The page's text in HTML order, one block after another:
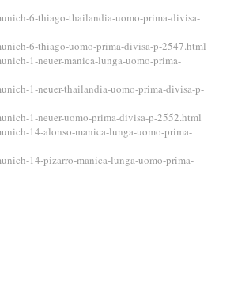
6-thiago-thailandia-uomo-prima-divisa-
6-thiago-uomo-prima-divisa-p-2547.html
1-neuer-manica-lunga-uomo-prima-
1-neuer-thailandia-uomo-prima-divisa-p-
1-neuer-uomo-prima-divisa-p-2552.html
14-alonso-manica-lunga-uomo-prima-
14-pizarro-manica-lunga-uomo-prima-